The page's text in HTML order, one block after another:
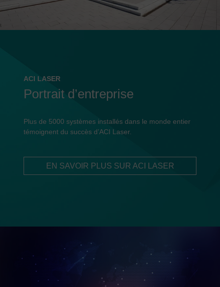
ACI LASER
Portrait d’entreprise
Plus de 5000 systèmes installés dans le monde entier
témoignent du succès d’ACI Laser.
EN SAVOIR PLUS SUR ACI LASER